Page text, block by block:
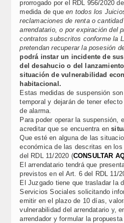
prorrogado por el RDL 956/2020
medida de queen todos los
reclamaciones de renta o
arrendatario, o por expiración del
contratos subscritos conforme la
pretendan recuperar la posesión
podrá instar un incidente de
del desahucio o del
situación de vulnerabilidad
habitacional.
Estas medidas de suspensión
temporal y dejarán de tener
de alarma.
Para poder operar la suspensión,
acreditar que se encuentra en
Que esté en alguna de las
económica de las descritas en
del RDL 11/2020 (CONSULTAR
El arrendatario tendrá que
previstos en el Art. 6 del RDL 11/
El Juzgado tiene que trasladar la
Servicios Sociales solicitando
emitir en el plazo de 10 días,
vulnerabilidad del arrendatario y,
arrendador y formular la